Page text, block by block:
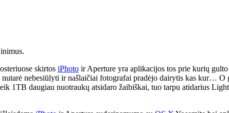
skirtos iPhoto ir Aperture yra aplikacijos tos prie kurių
nebesiūlyti ir našlaičiai fotografai pradėjo dairytis kas kur… O
1TB daugiau nuotraukų atsidaro žaibiškai, tuo tarpu atidarius